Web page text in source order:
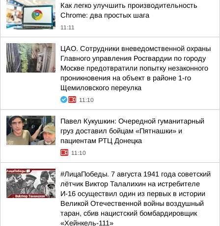
Как легко улучшить производительность
Chrome: два простых шага
11:11
ЦАО. Сотрудники вневедомственной охраны
Главного управления Росгвардии по городу
Москве предотвратили попытку незаконного
проникновения на объект в районе 1-го
Щемиловского переулка
11:10
Павел Кукушкин: Очередной гуманитарный
груз доставил бойцам «Пятнашки» и
пациентам РТЦ Донецка
11:10
#ЛицаПобеды. 7 августа 1941 года советский
лётчик Виктор Талалихин на истребителе
И-16 осуществил один из первых в истории
Великой Отечественной войны воздушный
таран, сбив нацистский бомбардировщик
«Хейнкель-111»